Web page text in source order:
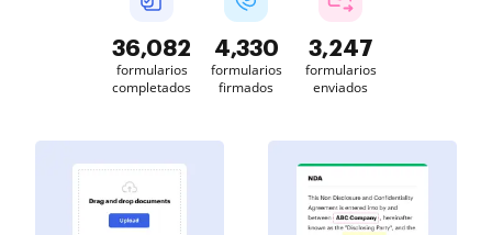
36,084
formularios
completados
4,330
formularios
firmados
3,247
formularios
enviados